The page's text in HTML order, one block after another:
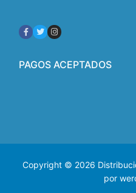
PAGOS ACEPTADOS
Copyright © 2026
por